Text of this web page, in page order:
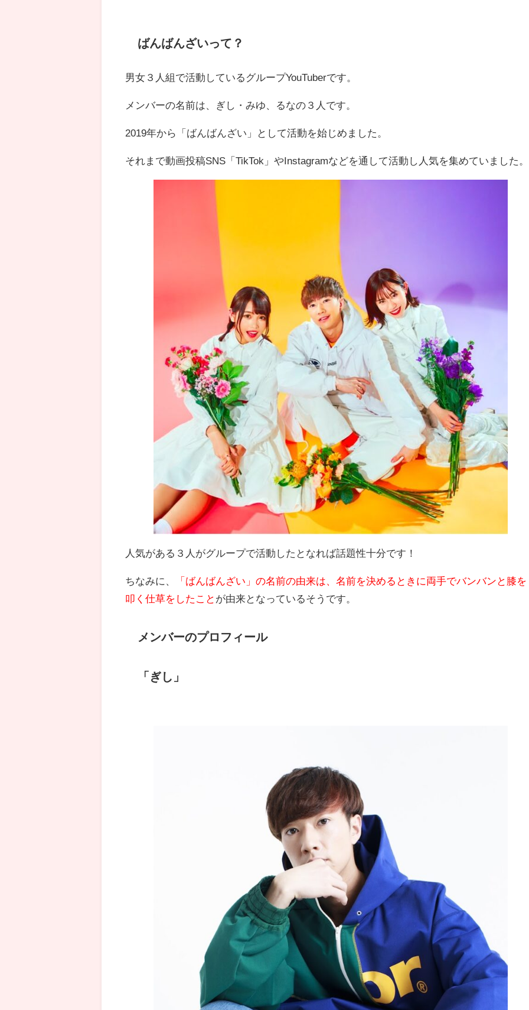
ばんばんざいって？
男女３人組で活動しているグループYouTuberです。
メンバーの名前は、ぎし・みゆ、るなの３人です。
2019年から「ばんばんざい」として活動を始じめました。
それまで動画投稿SNS「TikTok」やInstagramなどを通して活動し人気を集めていました。
人気がある３人がグループで活動したとなれば話題性十分です！
ちなみに、
「ばんばんざい」の名前の由来は、名前を決めるときに両手でバンバンと膝を
叩く仕草をしたこと が由来となっているそうです。
メンバーのプロフィール
「ぎし」